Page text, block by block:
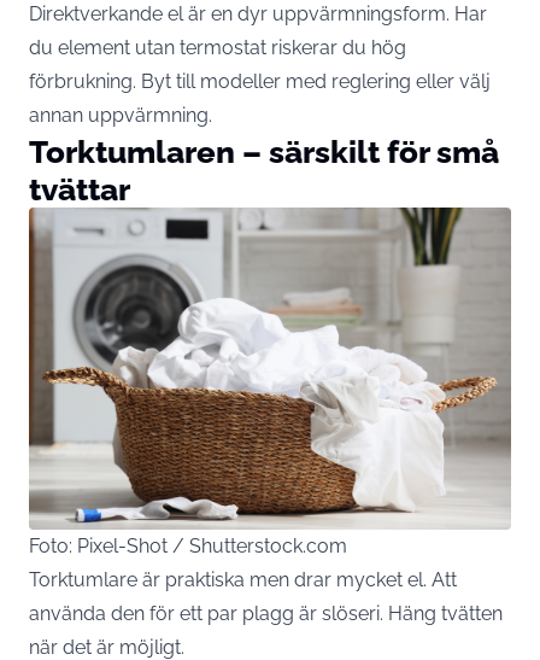
Direktverkande el är en dyr uppvärmningsform. Har
du element utan termostat riskerar du hög
förbrukning. Byt till modeller med reglering eller välj
annan uppvärmning.
Torktumlaren – särskilt för små
tvättar
Foto: Pixel-Shot / Shutterstock.com
Torktumlare är praktiska men drar mycket el. Att
använda den för ett par plagg är slöseri. Häng tvätten
när det är möjligt.